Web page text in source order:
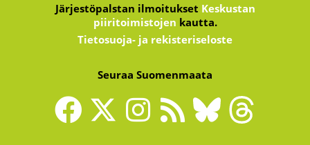
Järjestöpalstan ilmoitukset Keskustan
piiritoimistojen kautta.
Tietosuoja- ja rekisteriseloste
Seuraa Suomenmaata